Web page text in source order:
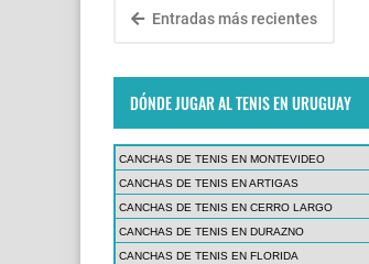
Entradas más recientes
DÓNDE JUGAR AL TENIS EN URUGUAY
CANCHAS DE TENIS EN MONTEVIDEO
CANCHAS DE TENIS EN ARTIGAS
CANCHAS DE TENIS EN CERRO LARGO
CANCHAS DE TENIS EN DURAZNO
CANCHAS DE TENIS EN FLORIDA